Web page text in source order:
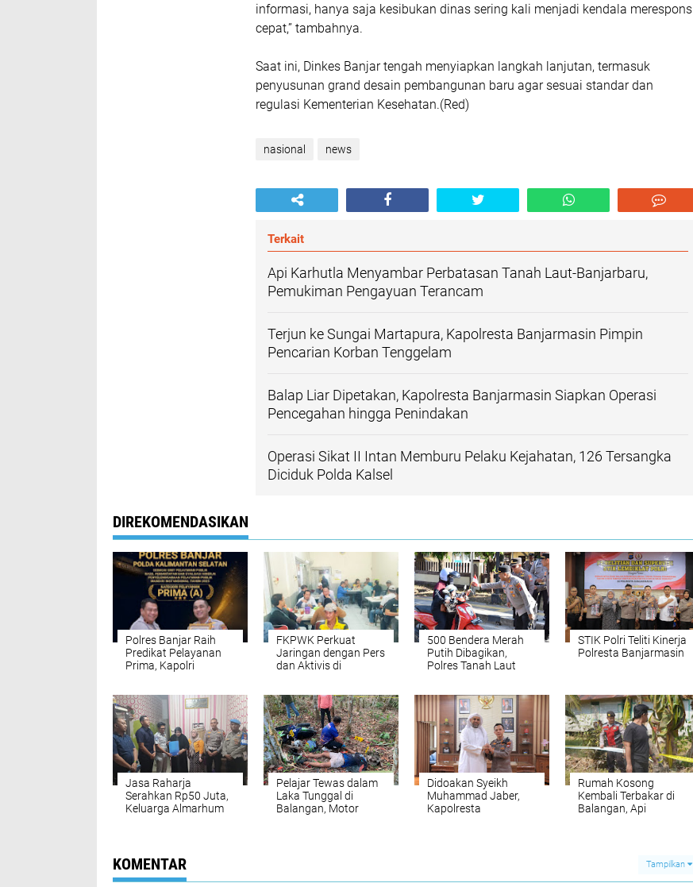
informasi, hanya saja kesibukan dinas sering kali menjadi kendala merespons
cepat,” tambahnya.
Saat ini, Dinkes Banjar tengah menyiapkan langkah lanjutan, termasuk
penyusunan grand desain pembangunan baru agar sesuai standar dan
regulasi Kementerian Kesehatan.(Red)
nasional news
Terkait
Api Karhutla Menyambar Perbatasan Tanah Laut-Banjarbaru,
Pemukiman Pengayuan Terancam
Terjun ke Sungai Martapura, Kapolresta Banjarmasin Pimpin
Pencarian Korban Tenggelam
Balap Liar Dipetakan, Kapolresta Banjarmasin Siapkan Operasi
Pencegahan hingga Penindakan
Operasi Sikat II Intan Memburu Pelaku Kejahatan, 126 Tersangka
Diciduk Polda Kalsel
DIREKOMENDASIKAN
Polres Banjar Raih
Predikat Pelayanan
Prima, Kapolri
FKPWK Perkuat
Jaringan dengan Pers
dan Aktivis di
500 Bendera Merah
Putih Dibagikan,
Polres Tanah Laut
STIK Polri Teliti Kinerja
Polresta Banjarmasin
Jasa Raharja
Serahkan Rp50 Juta,
Keluarga Almarhum
Pelajar Tewas dalam
Laka Tunggal di
Balangan, Motor
Didoakan Syeikh
Muhammad Jaber,
Kapolresta
Rumah Kosong
Kembali Terbakar di
Balangan, Api
KOMENTAR Tampilkan